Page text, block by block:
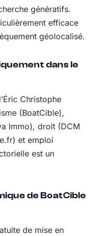
génératifs.
efficace
géolocalisé.
dans le
Christophe
(BoatCible),
Immo), droit (DCM
et emploi
est un
de BoatCible
de mise en